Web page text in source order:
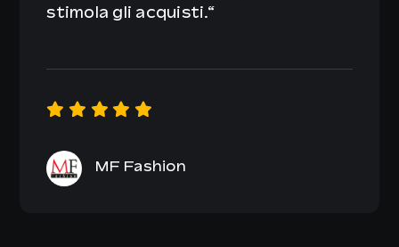
stimola gli acquisti.“
MF Fashion